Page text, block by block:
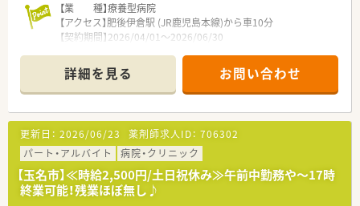
【業 種】療養型病院
【アクセス】肥後伊倉駅 (JR鹿児島本線)から車10分
【契約期間】2026/04/01～2026/06/30
【勤務時間】
月～金08:30～17:30(休憩60分)
※週5日勤務
【診療科目】内科,呼吸器科,循環器科,消化器科神経内科、歯科
<病院内薬剤科>
薬剤師:常勤1名、パート3名
助手:3名
<老健施設>
薬剤師:常勤1名
詳細を見る お問い合わせ
更新日： 2026/06/23 薬剤師求人ID： 706302
パート・アルバイト
病院・クリニック
【玉名市】≪時給2,500円/土日祝休み≫午前中勤務や～17時
終業可能！残業ほぼ無し♪